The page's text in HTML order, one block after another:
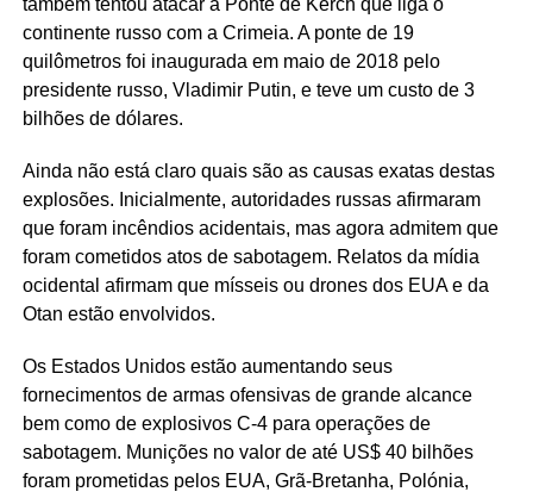
também tentou atacar a Ponte de Kerch que liga o
continente russo com a Crimeia. A ponte de 19
quilômetros foi inaugurada em maio de 2018 pelo
presidente russo, Vladimir Putin, e teve um custo de 3
bilhões de dólares.
Ainda não está claro quais são as causas exatas destas
explosões. Inicialmente, autoridades russas afirmaram
que foram incêndios acidentais, mas agora admitem que
foram cometidos atos de sabotagem. Relatos da mídia
ocidental afirmam que mísseis ou drones dos EUA e da
Otan estão envolvidos.
Os Estados Unidos estão aumentando seus
fornecimentos de armas ofensivas de grande alcance
bem como de explosivos C-4 para operações de
sabotagem. Munições no valor de até US$ 40 bilhões
foram prometidas pelos EUA, Grã-Bretanha, Polónia,